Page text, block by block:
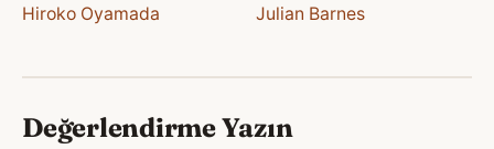
Hiroko Oyamada Julian Barnes
Değerlendirme Yazın